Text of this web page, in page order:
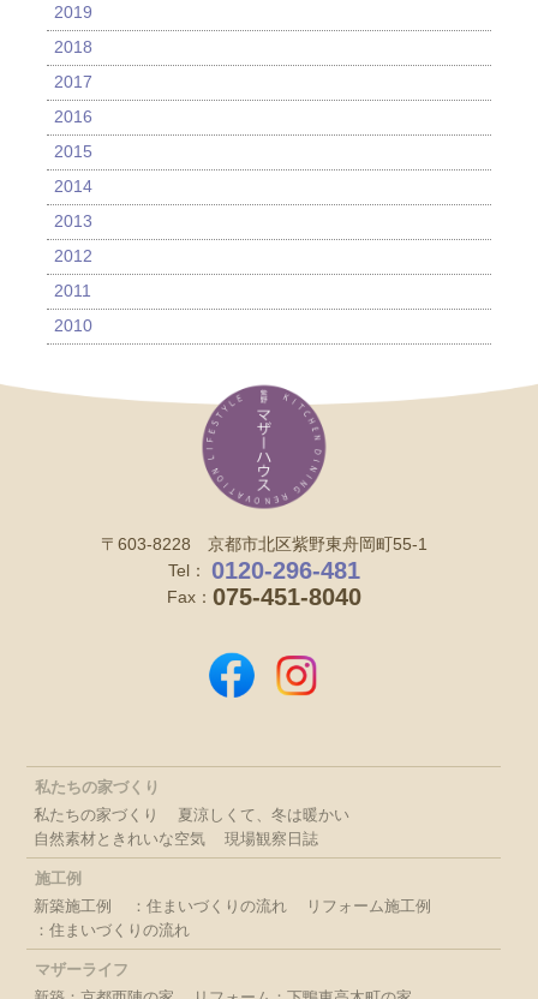
2019
2018
2017
2016
2015
2014
2013
2012
2011
2010
〒603-8228 京都市北区紫野東舟岡町55-1
Tel：
0120-296-481
Fax： 075-451-8040
私たちの家づくり
私たちの家づくり
夏涼しくて、冬は暖かい
自然素材ときれいな空気
現場観察日誌
施工例
新築施工例
：住まいづくりの流れ
リフォーム施工例
：住まいづくりの流れ
マザーライフ